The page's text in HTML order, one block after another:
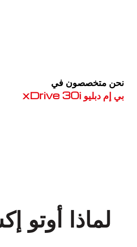
نحن متخصصون في
بي إم دبليو xDrive 30i